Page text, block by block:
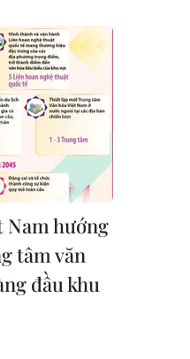
Nam hướng
tâm văn
đầu khu